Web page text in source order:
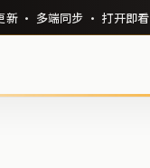
新 · 多端同步 · 打开即看